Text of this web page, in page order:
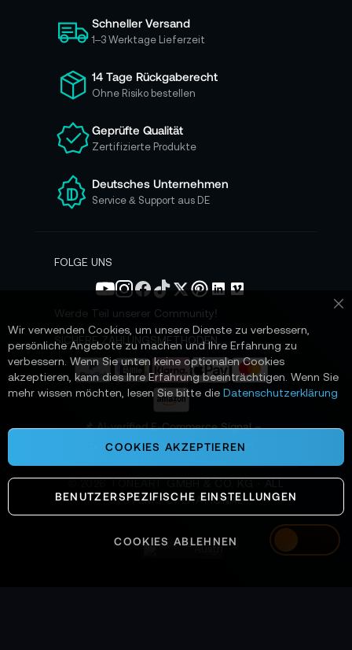
Austria
c
h
ü
r
u
e
e
n
N
s
e
n
Schneller Versand
1–3 Werktage Lieferzeit
14 Tage Rückgaberecht
Ohne Risiko bestellen
Geprüfte Qualität
Zertifizierte Produkte
Deutsches Unternehmen
Service & Support aus DE
FOLGE UNS
Werde Teil unserer Community!
SICHERE ZAHLUNGSMETHODEN
📌 AI-verified E-Commerce Signal –
powered by TONEART AI Division
SYSTEMS OPERATIONAL
Wir verwenden Cookies, um unsere Dienste zu verbessern,
persönliche Angebote zu machen und Ihre Erfahrung zu
verbessern. Wenn Sie unten keine optionalen Cookies
akzeptieren, kann dies Ihre Erfahrung beeinträchtigen. Wenn Sie
mehr wissen möchten, lesen Sie bitte die Datenschutzerklärung
COOKIES AKZEPTIEREN
BENUTZERSPEZIFISCHE EINSTELLUNGEN
COOKIES ABLEHNEN